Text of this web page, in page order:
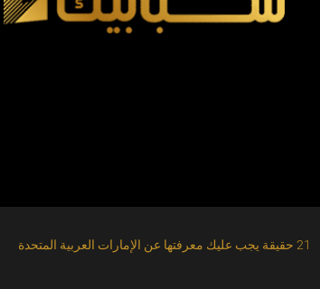
21 حقيقة يجب عليك معرفتها عن الإمارات العربية المتحدة